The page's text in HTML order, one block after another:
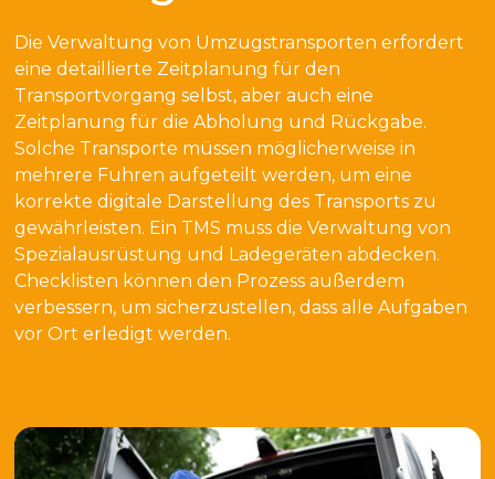
Die Verwaltung von Umzugstransporten erfordert
eine detaillierte Zeitplanung für den
Transportvorgang selbst, aber auch eine
Zeitplanung für die Abholung und Rückgabe.
Solche Transporte müssen möglicherweise in
mehrere Fuhren aufgeteilt werden, um eine
korrekte digitale Darstellung des Transports zu
gewährleisten. Ein TMS muss die Verwaltung von
Spezialausrüstung und Ladegeräten abdecken.
Checklisten können den Prozess außerdem
verbessern, um sicherzustellen, dass alle Aufgaben
vor Ort erledigt werden.